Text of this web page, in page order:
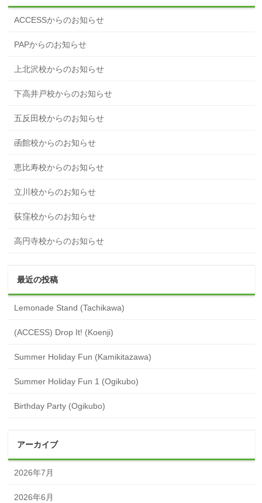
ACCESSからのお知らせ
PAPからのお知らせ
上北沢校からのお知らせ
下高井戸校からのお知らせ
五反田校からのお知らせ
函館校からのお知らせ
恵比寿校からのお知らせ
立川校からのお知らせ
荻窪校からのお知らせ
高円寺校からのお知らせ
最近の投稿
Lemonade Stand (Tachikawa)
(ACCESS) Drop It! (Koenji)
Summer Holiday Fun (Kamikitazawa)
Summer Holiday Fun 1 (Ogikubo)
Birthday Party (Ogikubo)
アーカイブ
2026年7月
2026年6月